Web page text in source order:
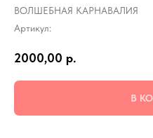
ВОЛШЕБНАЯ КАРНАВАЛИЯ
Артикул:
2000,00 р.
В